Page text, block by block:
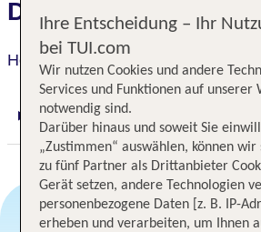
Das erwartet Sie
Hotel La Palma au Lac
Digitaler und telefonischer 24/
Ihre Entscheidung – Ihr
bei TUI.com
Wir nutzen Cookies und andere
Services und Funktionen auf unserer
notwendig sind.
Darüber hinaus und soweit Sie
„Zustimmen“ auswählen, können wir
zu fünf Partner als Drittanbieter
Gerät setzen, andere Technologien
personenbezogene Daten [z. B. IP-
erheben und verarbeiten, um Ihnen